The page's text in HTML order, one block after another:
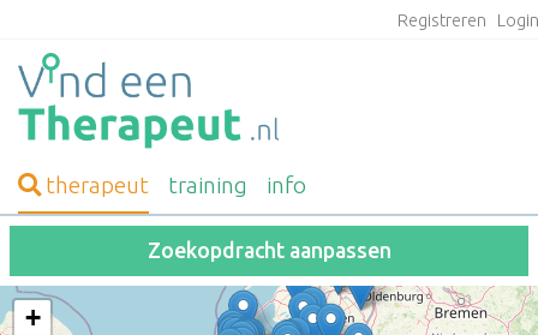
Registreren
therapeut training info
Zoekopdracht aanpassen
+